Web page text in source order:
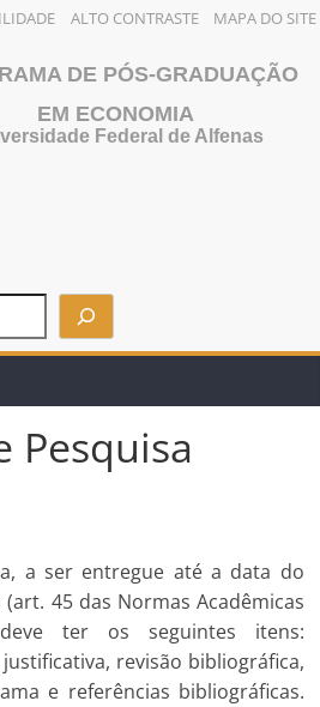
ALTO CONTRASTE MAPA DO SITE
DE PÓS-GRADUAÇÃO
EM ECONOMIA
Federal de Alfenas
Pesquisa
a ser entregue até a data do
45 das Normas Acadêmicas
deve ter os seguintes itens:
revisão bibliográfica,
e referências bibliográficas.